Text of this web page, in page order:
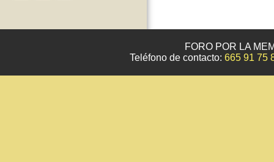
FORO POR LA
Teléfono de contacto: 665 91 75